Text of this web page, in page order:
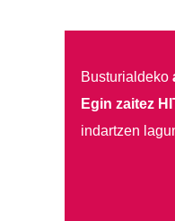
Busturialdeko
Egin zaitez
indartzen